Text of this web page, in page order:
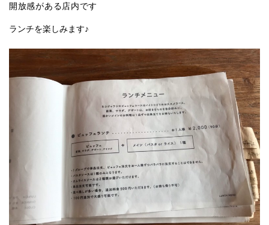
開放感がある店内です
ランチを楽しみます♪